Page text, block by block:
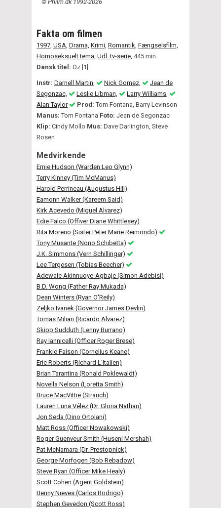
© Philm.dk 1992-2026
Fakta om filmen
1997 USA, Drama, Krimi, Romantik, Fængselsfilm,
Homoseksuelt tema, Udl. tv-serie, 445 min.
Dansk titel: Oz [1]
Instr: Darnell Martin, Nick Gomez,
Jean de
Segonzac,
Leslie Libman,
Larry Williams,
Alan Taylor
Prod: Tom Fontana, Barry Levinson
Manus: Tom Fontana Foto: Jean de Segonzac
Klip: Cindy Mollo Mus: Dave Darlington, Steve
Rosen
Medvirkende
Ernie Hudson (Warden Leo Glynn)
Terry Kinney (Tim McManus)
Harold Perrineau (Augustus Hill)
Eamonn Walker (Kareem Said)
Kirk Acevedo (Miguel Alvarez)
Edie Falco (Offiver Diane Whittlesey)
Rita Moreno (Sister Peter Marie Reimondo)
Tony Musante (Nono Schibetta)
J.K. Simmons (Vern Schillinger)
Lee Tergesen (Tobias Beecher)
Adewale Akinnuoye-Agbaje (Simon Adebisi)
B.D. Wong (Father Ray Mukada)
Dean Winters (Ryan O'Reily)
Zeljko Ivanek (Governor James Devlin)
Tomas Milian (Ricardo Alvarez)
Skipp Sudduth (Lenny Burrano)
Ray Iannicelli (Officer Roger Brese)
Frankie Faison (Cornelius Keane)
Eric Roberts (Richard L'Italien)
Brian Tarantina (Ronald Poklewaldt)
Novella Nelson (Loretta Smith)
Bruce MacVittie (Strauch)
Lauren Luna Vélez (Dr. Gloria Nathan)
Jon Seda (Dino Ortolani)
Matt Ross (Officer Nowakowski)
Roger Guenveur Smith (Huseni Mershah)
Pat McNamara (Dr. Prestopnick)
George Morfogen (Bob Rebadow)
Steve Ryan (Officer Mike Healy)
Scott Cohen (Agent Goldstein)
Benny Nieves (Carlos Rodrigo)
Stephen Gevedon (Scott Ross)